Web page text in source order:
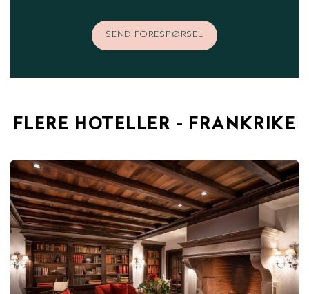
SEND FORESPØRSEL
FLERE HOTELLER - FRANKRIKE